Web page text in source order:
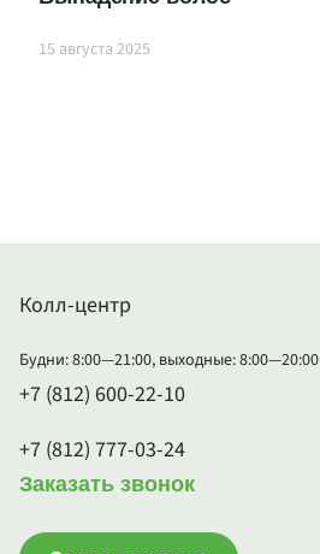
15 августа 2025
Колл-центр
Будни: 8:00—21:00, выходные: 8:00—20:00
+7 (812) 600-22-10
+7 (812) 777-03-24
Заказать звонок